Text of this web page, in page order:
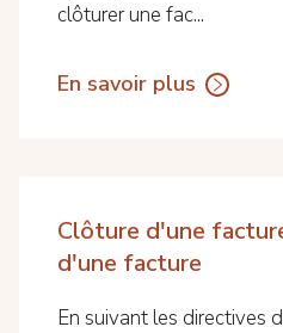
clôturer une fac...
En savoir plus
Clôture d'une
d'une facture
En suivant les directives